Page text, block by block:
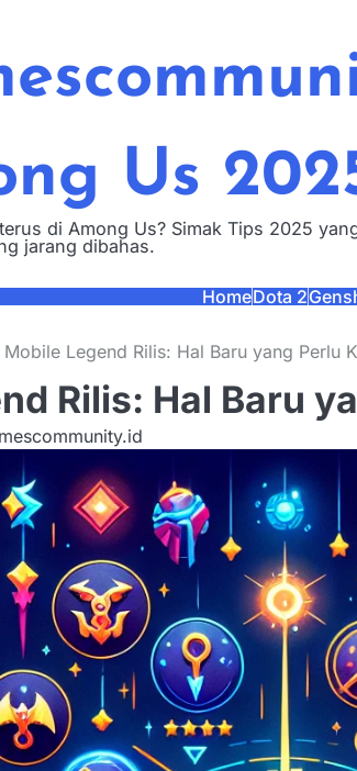
Us
di Among Us? Simak Tips 2025
jarang dibahas.
HomeDota 2
Mobile Legend Rilis: Hal Baru yang Perlu
Rilis: Hal Baru